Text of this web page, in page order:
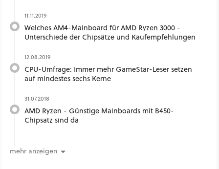
11.11.2019
Welches AM4-Mainboard für AMD Ryzen 3000 -
Unterschiede der Chipsätze und Kaufempfehlungen
12.08.2019
CPU-Umfrage: Immer mehr GameStar-Leser setzen
auf mindestes sechs Kerne
31.07.2018
AMD Ryzen - Günstige Mainboards mit B450-
Chipsatz sind da
mehr anzeigen